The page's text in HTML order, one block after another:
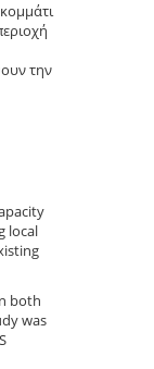
την
local
both
was